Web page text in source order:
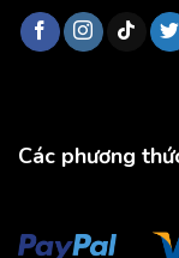
Các phương